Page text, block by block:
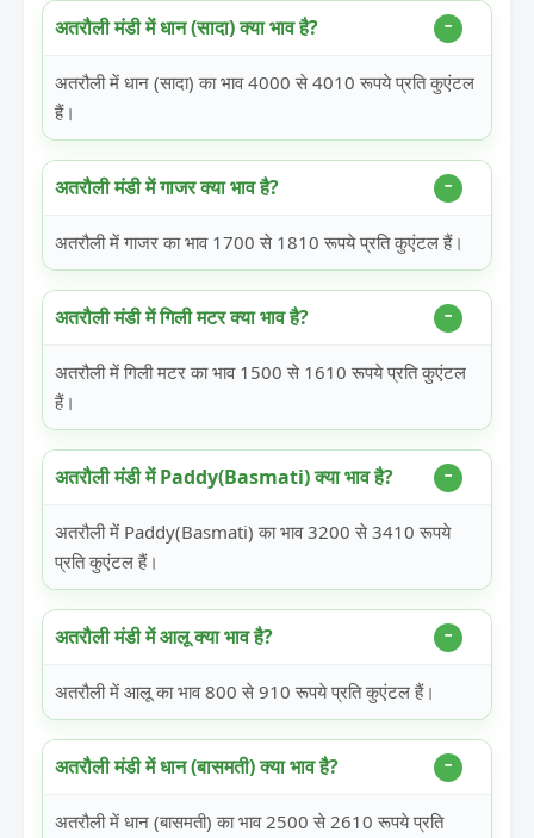
अतरौली मंडी में धान (सादा) क्या भाव है?
अतरौली में धान (सादा) का भाव 4000 से 4010 रूपये प्रति कुएंटल
हैं।
अतरौली मंडी में गाजर क्या भाव है?
अतरौली में गाजर का भाव 1700 से 1810 रूपये प्रति कुएंटल हैं।
अतरौली मंडी में गिली मटर क्या भाव है?
अतरौली में गिली मटर का भाव 1500 से 1610 रूपये प्रति कुएंटल
हैं।
अतरौली मंडी में Paddy(Basmati) क्या भाव है?
अतरौली में Paddy(Basmati) का भाव 3200 से 3410 रूपये
प्रति कुएंटल हैं।
अतरौली मंडी में आलू क्या भाव है?
अतरौली में आलू का भाव 800 से 910 रूपये प्रति कुएंटल हैं।
अतरौली मंडी में धान (बासमती) क्या भाव है?
अतरौली में धान (बासमती) का भाव 2500 से 2610 रूपये प्रति